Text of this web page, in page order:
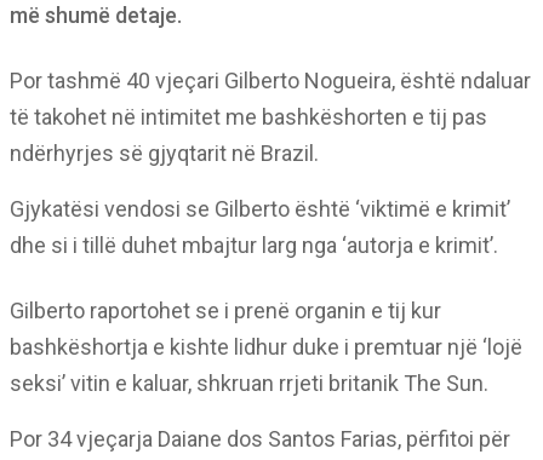
më shumë detaje.
Por tashmë 40 vjeçari Gilberto Nogueira, është ndaluar
të takohet në intimitet me bashkëshorten e tij pas
ndërhyrjes së gjyqtarit në Brazil.
Gjykatësi vendosi se Gilberto është ‘viktimë e krimit’
dhe si i tillë duhet mbajtur larg nga ‘autorja e krimit’.
Gilberto raportohet se i prenë organin e tij kur
bashkëshortja e kishte lidhur duke i premtuar një ‘lojë
seksi’ vitin e kaluar, shkruan rrjeti britanik The Sun.
Por 34 vjeçarja Daiane dos Santos Farias, përfitoi për